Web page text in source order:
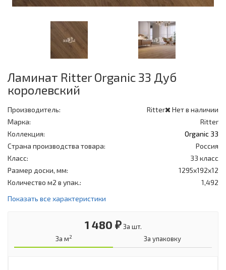
Ламинат Ritter Organic 33 Дуб
королевский
Нет в наличии
Производитель:
Ritter
Марка:
Ritter
Коллекция:
Organic 33
Страна производства товара:
Россия
Класс:
33 класс
Размер доски, мм:
1295x192x12
Количество м2 в упак.:
1,492
Показать все характеристики
1 480 ₽ За шт.
За м2 За упаковку